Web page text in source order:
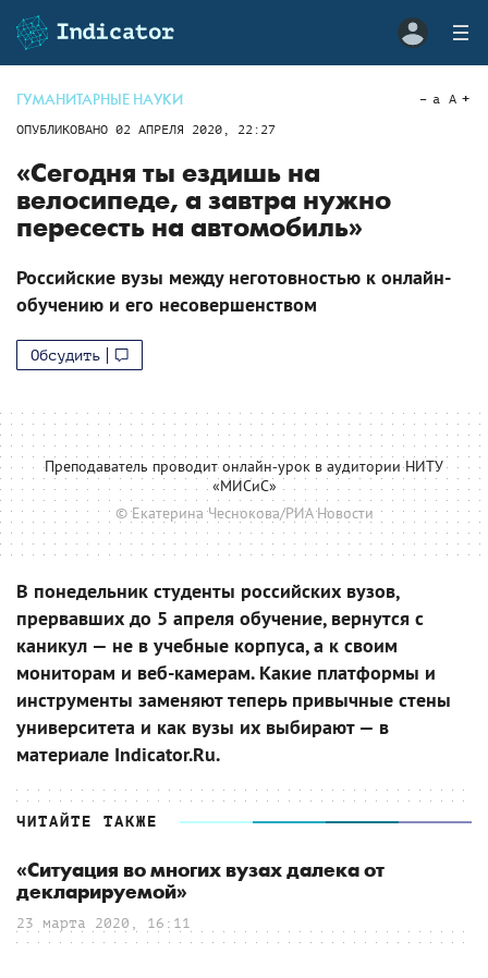
ГУМАНИТАРНЫЕ НАУКИ
ОПУБЛИКОВАНО 02 АПРЕЛЯ 2020, 22:27
a A
«Сегодня ты ездишь на
велосипеде, а завтра нужно
пересесть на автомобиль»
Российские вузы между неготовностью к онлайн-
обучению и его несовершенством
Обсудить
Преподаватель проводит онлайн-урок в аудитории НИТУ
«МИСиС»
© Екатерина Чеснокова/РИА Новости
В понедельник студенты российских вузов,
прервавших до 5 апреля обучение, вернутся с
каникул — не в учебные корпуса, а к своим
мониторам и веб-камерам. Какие платформы и
инструменты заменяют теперь привычные стены
университета и как вузы их выбирают — в
материале Indicator.Ru.
ЧИТАЙТЕ ТАКЖЕ
«Ситуация во многих вузах далека от
декларируемой»
23 марта 2020, 16:11